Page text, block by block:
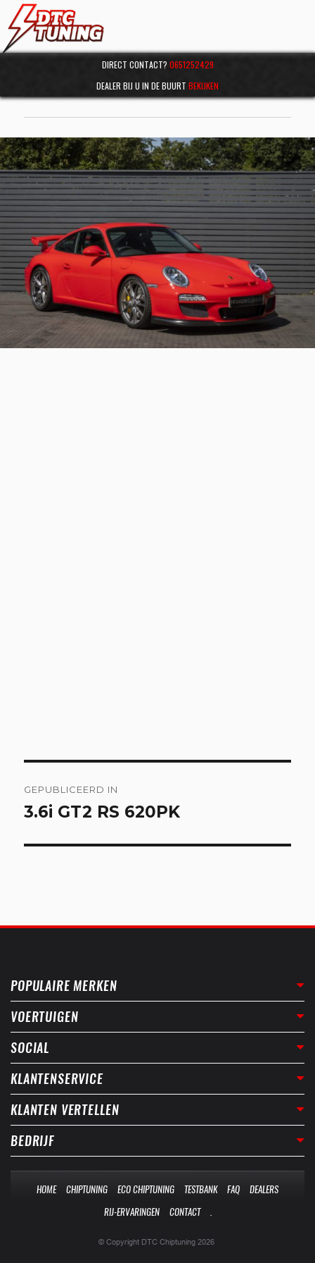
DIRECT CONTACT? 0651252429
DEALER BIJ U IN DE BUURT BEKIJKEN
navigatie
GEPUBLICEERD IN
3.6i GT2 RS 620PK
POPULAIRE MERKEN
VOERTUIGEN
SOCIAL
KLANTENSERVICE
KLANTEN VERTELLEN
BEDRIJF
HOME CHIPTUNING ECO CHIPTUNING TESTBANK FAQ
DEALERS
RIJ-ERVARINGEN
CONTACT
© Copyright DTC Chiptuning 2026